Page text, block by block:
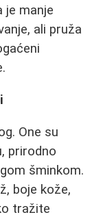
je manje
ali pruža
One su
prirodno
šminkom.
boje kože,
tražite